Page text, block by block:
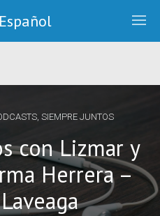
, SIEMPRE JUNTOS
con Lizmar y
Herrera –